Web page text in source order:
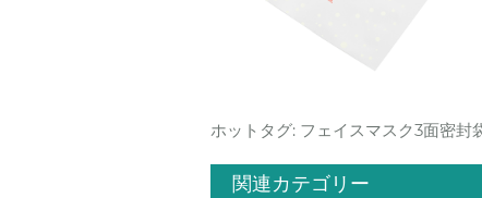
ホットタグ: フェイスマスク3面密封
関連カテゴリー